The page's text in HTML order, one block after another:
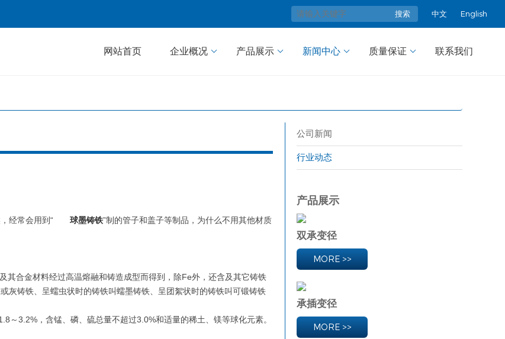
搜索 中文 English
网站首页 企业概况 产品展示 新闻中心 质量保证 联系我们
经常会用到“ 球墨铸铁”制的管子和盖子等制品，为什么不用其他材质
其合金材料经过高温熔融和铸造成型而得到，除Fe外，还含及其它铸铁
灰铸铁、呈蠕虫状时的铸铁叫蠕墨铸铁、呈团絮状时的铸铁叫可锻铸铁
～3.2%，含锰、磷、硫总量不超过3.0%和适量的稀土、镁等球化元素。
公司新闻
行业动态
产品展示
双承变径
MORE >>
承插变径
MORE >>